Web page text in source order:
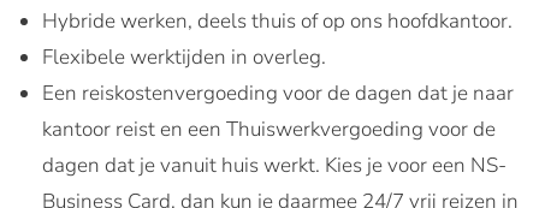
Hybride werken, deels thuis of op ons hoofdkantoor.
Flexibele werktijden in overleg.
Een reiskostenvergoeding voor de dagen dat je naar
kantoor reist en een Thuiswerkvergoeding voor de
dagen dat je vanuit huis werkt. Kies je voor een NS-
Business Card, dan kun je daarmee 24/7 vrij reizen in